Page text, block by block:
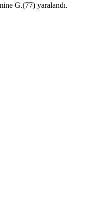
G.(77) yaralandı.